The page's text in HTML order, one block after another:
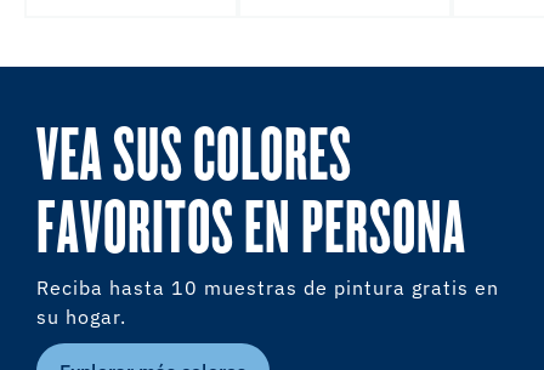
VEA SUS COLORES
FAVORITOS EN PERSONA
Reciba hasta 10 muestras de pintura gratis en
su hogar.